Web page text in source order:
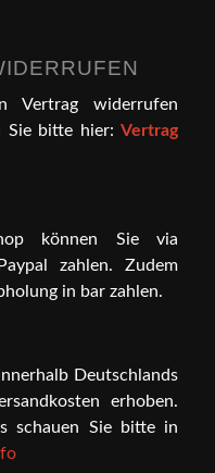
Vertrag widerrufen
Sie bitte hier:Vertrag
können Sie via
zahlen. Zudem
in bar zahlen.
Deutschlands
erhoben.
schauen Sie bitte in